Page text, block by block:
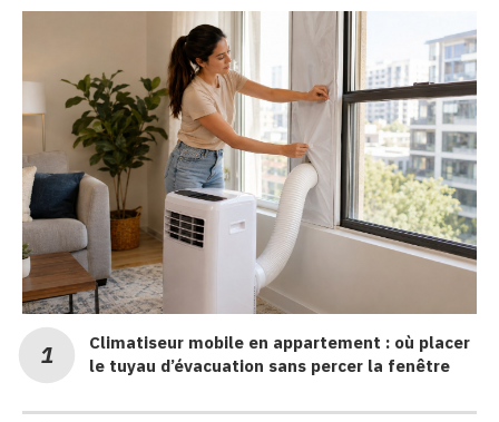
Climatiseur mobile en appartement : où placer
le tuyau d’évacuation sans percer la fenêtre